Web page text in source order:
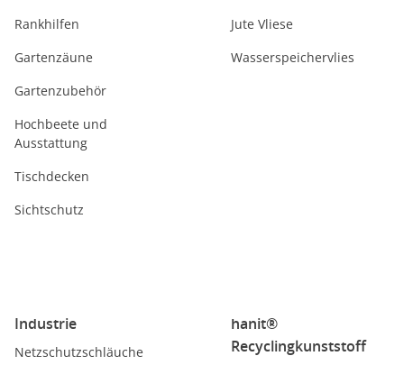
Rankhilfen
Gartenzäune
Gartenzubehör
Hochbeete und
Ausstattung
Tischdecken
Sichtschutz
Jute Vliese
Wasserspeichervlies
Industrie
Netzschutzschläuche
hanit®
Recyclingkunststoff